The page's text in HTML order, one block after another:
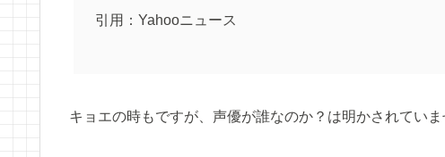
引用：Yahooニュース
キョエの時もですが、声優が誰なのか？は明かされていま